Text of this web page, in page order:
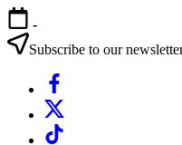
Skip
to
content
-
Subscribe to our
Facebook
X
TikTok